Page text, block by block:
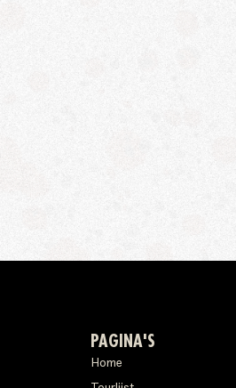
PAGINA'S
Home